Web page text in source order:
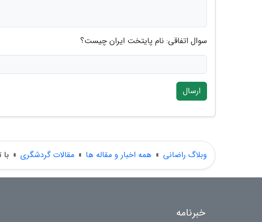
سوال اتفاقی: نام پایتخت ایران چیست؟
ارسال
وبلاگ راضانی » همه اخبار و مقاله ها » مقالات گردشگری »
خبرنامه